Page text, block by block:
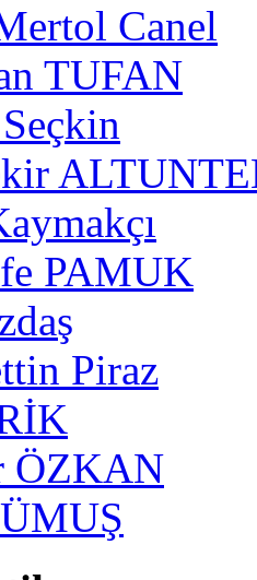
Canel
TUFAN
PAMUK
Piraz
ÖZKAN